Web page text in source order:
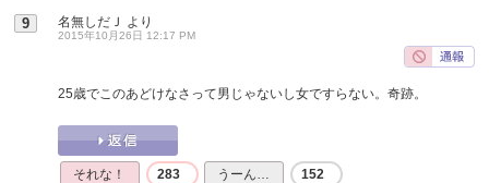
9 名無しだＪ より
2015年10月26日 12:17 PM
25歳でこのあどけなさって男じゃないし女ですらない。奇跡。
それな！ 283 うーん… 152